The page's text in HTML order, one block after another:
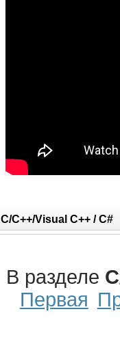
C/C++/Visual C++ / C#
В разделе
Первая